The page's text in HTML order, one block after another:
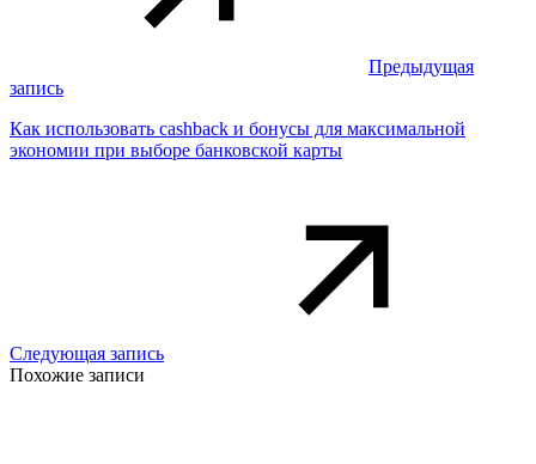
Предыдущая
запись
Как использовать cashback и бонусы для максимальной
экономии при выборе банковской карты
Следующая запись
Похожие записи